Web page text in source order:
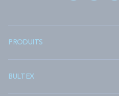
PRODUITS
BULTEX